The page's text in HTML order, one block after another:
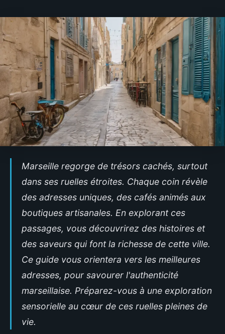
Marseille regorge de trésors cachés, surtout
dans ses ruelles étroites. Chaque coin révèle
des adresses uniques, des cafés animés aux
boutiques artisanales. En explorant ces
passages, vous découvrirez des histoires et
des saveurs qui font la richesse de cette ville.
Ce guide vous orientera vers les meilleures
adresses, pour savourer l'authenticité
marseillaise. Préparez-vous à une exploration
sensorielle au cœur de ces ruelles pleines de
vie.